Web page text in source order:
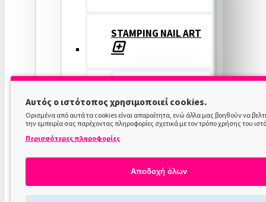
STAMPING NAIL ART
COLOR
ΝΥΧΙΩΝ
ΣΦΡΑΓΙΔΕΣ
Αυτός ο ιστότοπος χρησιμοποιεί cookies.
Ορισμένα από αυτά τα cookies είναι απαραίτητα, ενώ άλλα μας βοηθούν να
την εμπειρία σας παρέχοντας πληροφορίες σχετικά με τον τρόπο χρήσης του
Περισσότερες πληροφορίες
Αποδοχή όλων